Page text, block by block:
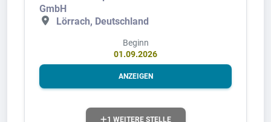
GmbH
Lörrach, Deutschland
Beginn
01.09.2026
ANZEIGEN
1 WEITERE STELLE